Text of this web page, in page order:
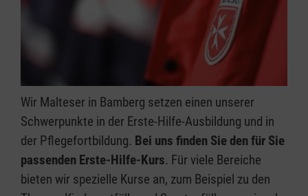
Wir Malteser in Bamberg setzen einen unserer
Schwerpunkte in der Erste-Hilfe-Ausbildung und in
der Pflegefortbildung. Bei uns finden Sie den für Sie
passenden Erste-Hilfe-Kurs. Für viele Bereiche
bieten wir spezielle Kurse an, zum Beispiel zu den